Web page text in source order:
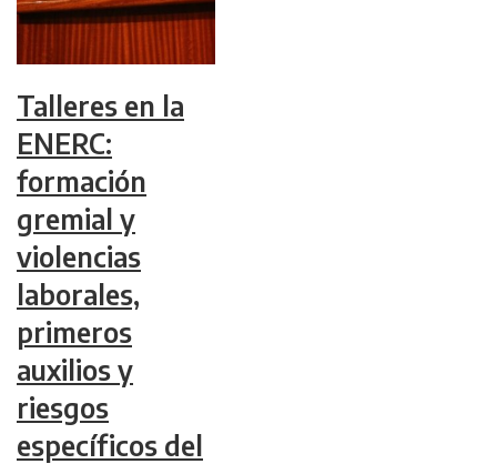
Talleres en la
ENERC:
formación
gremial y
violencias
laborales,
primeros
auxilios y
riesgos
específicos del